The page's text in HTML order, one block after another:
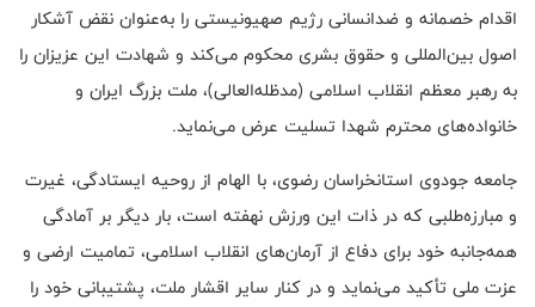
اقدام خصمانه و ضدانسانی رژیم صهیونیستی را به‌عنوان نقض آشکار
اصول بین‌المللی و حقوق بشری محکوم می‌کند و شهادت این عزیزان را
به رهبر معظم انقلاب اسلامی (مدظله‌العالی)، ملت بزرگ ایران و
خانواده‌های محترم شهدا تسلیت عرض می‌نماید.
جامعه جودوی استانخراسان رضوی، با الهام از روحیه ایستادگی، غیرت
و مبارزه‌طلبی که در ذات این ورزش نهفته است، بار دیگر بر آمادگی
همه‌جانبه خود برای دفاع از آرمان‌های انقلاب اسلامی، تمامیت ارضی و
عزت ملی تأکید می‌نماید و در کنار سایر اقشار ملت، پشتیبانی خود را